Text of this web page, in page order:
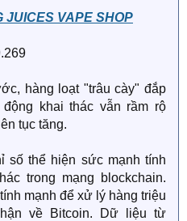
JUICES VAPE SHOP
hàng loạt "trâu cày" đắp
khai thác vẫn rầm rộ
tục tăng.
số thể hiện sức mạnh tính
trong mạng blockchain.
mạnh để xử lý hàng triệu
về Bitcoin. Dữ liệu từ